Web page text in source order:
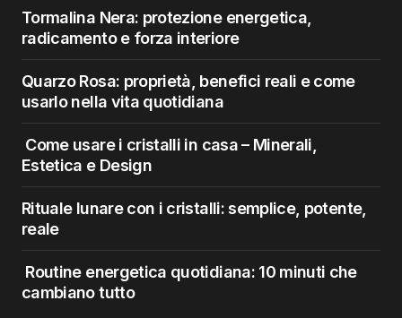
Tormalina Nera: protezione energetica,
radicamento e forza interiore
Quarzo Rosa: proprietà, benefici reali e come
usarlo nella vita quotidiana
Come usare i cristalli in casa – Minerali,
Estetica e Design
Rituale lunare con i cristalli: semplice, potente,
reale
Routine energetica quotidiana: 10 minuti che
cambiano tutto